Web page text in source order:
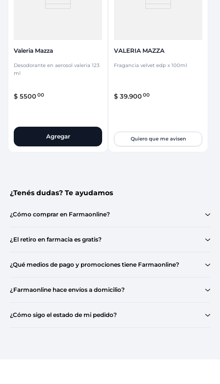
Valeria Mazza
Desodorante en aerosol valeria 123
ml
$ 550000
Agregar
VALERIA MAZZA
Fragancia velvet edp x 100ml
$ 39.90000
Quiero que me avisen
¿Tenés dudas? Te ayudamos
¿Cómo comprar en Farmaonline?
¿El retiro en farmacia es gratis?
¿Qué medios de pago y promociones tiene Farmaonline?
¿Farmaonline hace envíos a domicilio?
¿Cómo sigo el estado de mi pedido?